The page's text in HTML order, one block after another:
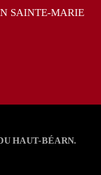
SAINTE-MARIE
HAUT-BÉARN.